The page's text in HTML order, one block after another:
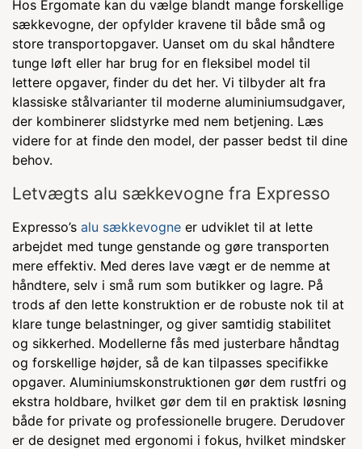
Hos Ergomate kan du vælge blandt mange forskellige
sækkevogne, der opfylder kravene til både små og
store transportopgaver. Uanset om du skal håndtere
tunge løft eller har brug for en fleksibel model til
lettere opgaver, finder du det her. Vi tilbyder alt fra
klassiske stålvarianter til moderne aluminiumsudgaver,
der kombinerer slidstyrke med nem betjening. Læs
videre for at finde den model, der passer bedst til dine
behov.
Letvægts alu sækkevogne fra Expresso
Expresso’s alu sækkevogne er udviklet til at lette
arbejdet med tunge genstande og gøre transporten
mere effektiv. Med deres lave vægt er de nemme at
håndtere, selv i små rum som butikker og lagre. På
trods af den lette konstruktion er de robuste nok til at
klare tunge belastninger, og giver samtidig stabilitet
og sikkerhed. Modellerne fås med justerbare håndtag
og forskellige højder, så de kan tilpasses specifikke
opgaver. Aluminiumskonstruktionen gør dem rustfri og
ekstra holdbare, hvilket gør dem til en praktisk løsning
både for private og professionelle brugere. Derudover
er de designet med ergonomi i fokus, hvilket mindsker